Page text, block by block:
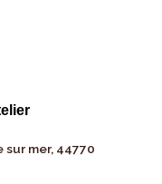
mer, 44770